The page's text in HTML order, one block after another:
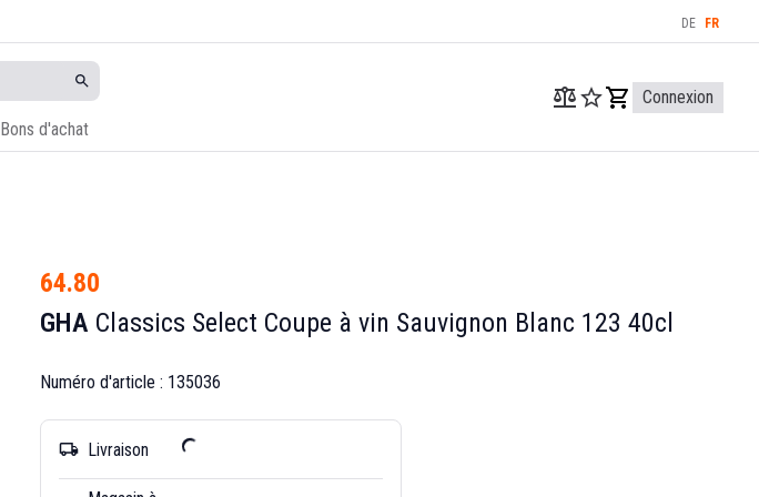
DE FR
Bons d'achat
Connexion
64.80
GHA Classics Select Coupe à vin Sauvignon Blanc 123 40cl
Numéro d'article : 135036
local_shipping Livraison